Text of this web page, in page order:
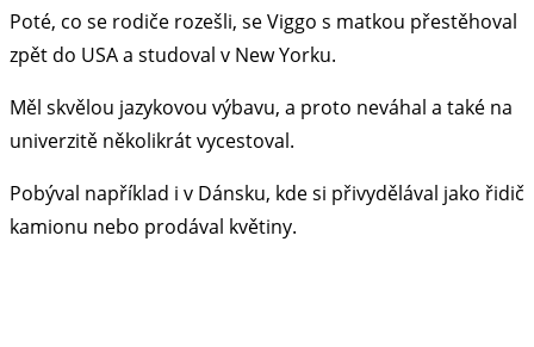
Poté, co se rodiče rozešli, se Viggo s matkou přestěhoval
zpět do USA a studoval v New Yorku.
Měl skvělou jazykovou výbavu, a proto neváhal a také na
univerzitě několikrát vycestoval.
Pobýval například i v Dánsku, kde si přivydělával jako řidič
kamionu nebo prodával květiny.